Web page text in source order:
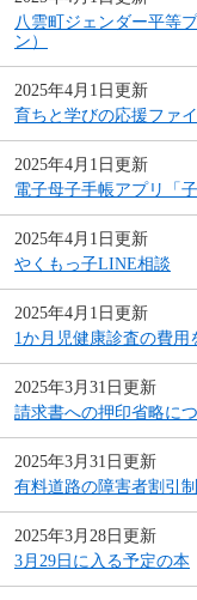
八雲町ジェンダー平等
ン）
2025年4月1日更新
育ちと学びの応援ファ
2025年4月1日更新
電子母子手帳アプリ「
2025年4月1日更新
やくもっ子LINE相談
2025年4月1日更新
1か月児健康診査の費用
2025年3月31日更新
請求書への押印省略に
2025年3月31日更新
有料道路の障害者割引
2025年3月28日更新
3月29日に入る予定の本